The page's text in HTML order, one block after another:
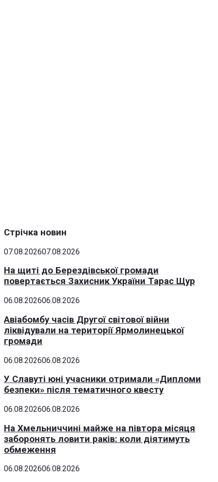
Стрічка новин
07.08.202607.08.2026
На щиті до Берездівської громади
повертається Захисник України Тарас Щур
06.08.202606.08.2026
Авіабомбу часів Другої світової війни
ліквідували на території Ярмолинецької
громади
06.08.202606.08.2026
У Славуті юні учасники отримали «Дипломи
безпеки» після тематичного квесту
06.08.202606.08.2026
На Хмельниччині майже на півтора місяця
заборонять ловити раків: коли діятимуть
обмеження
06.08.202606.08.2026